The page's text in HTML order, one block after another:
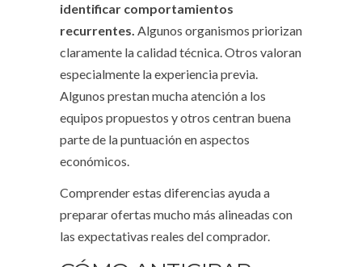
identificar comportamientos
recurrentes. Algunos organismos priorizan
claramente la calidad técnica. Otros valoran
especialmente la experiencia previa.
Algunos prestan mucha atención a los
equipos propuestos y otros centran buena
parte de la puntuación en aspectos
económicos.
Comprender estas diferencias ayuda a
preparar ofertas mucho más alineadas con
las expectativas reales del comprador.